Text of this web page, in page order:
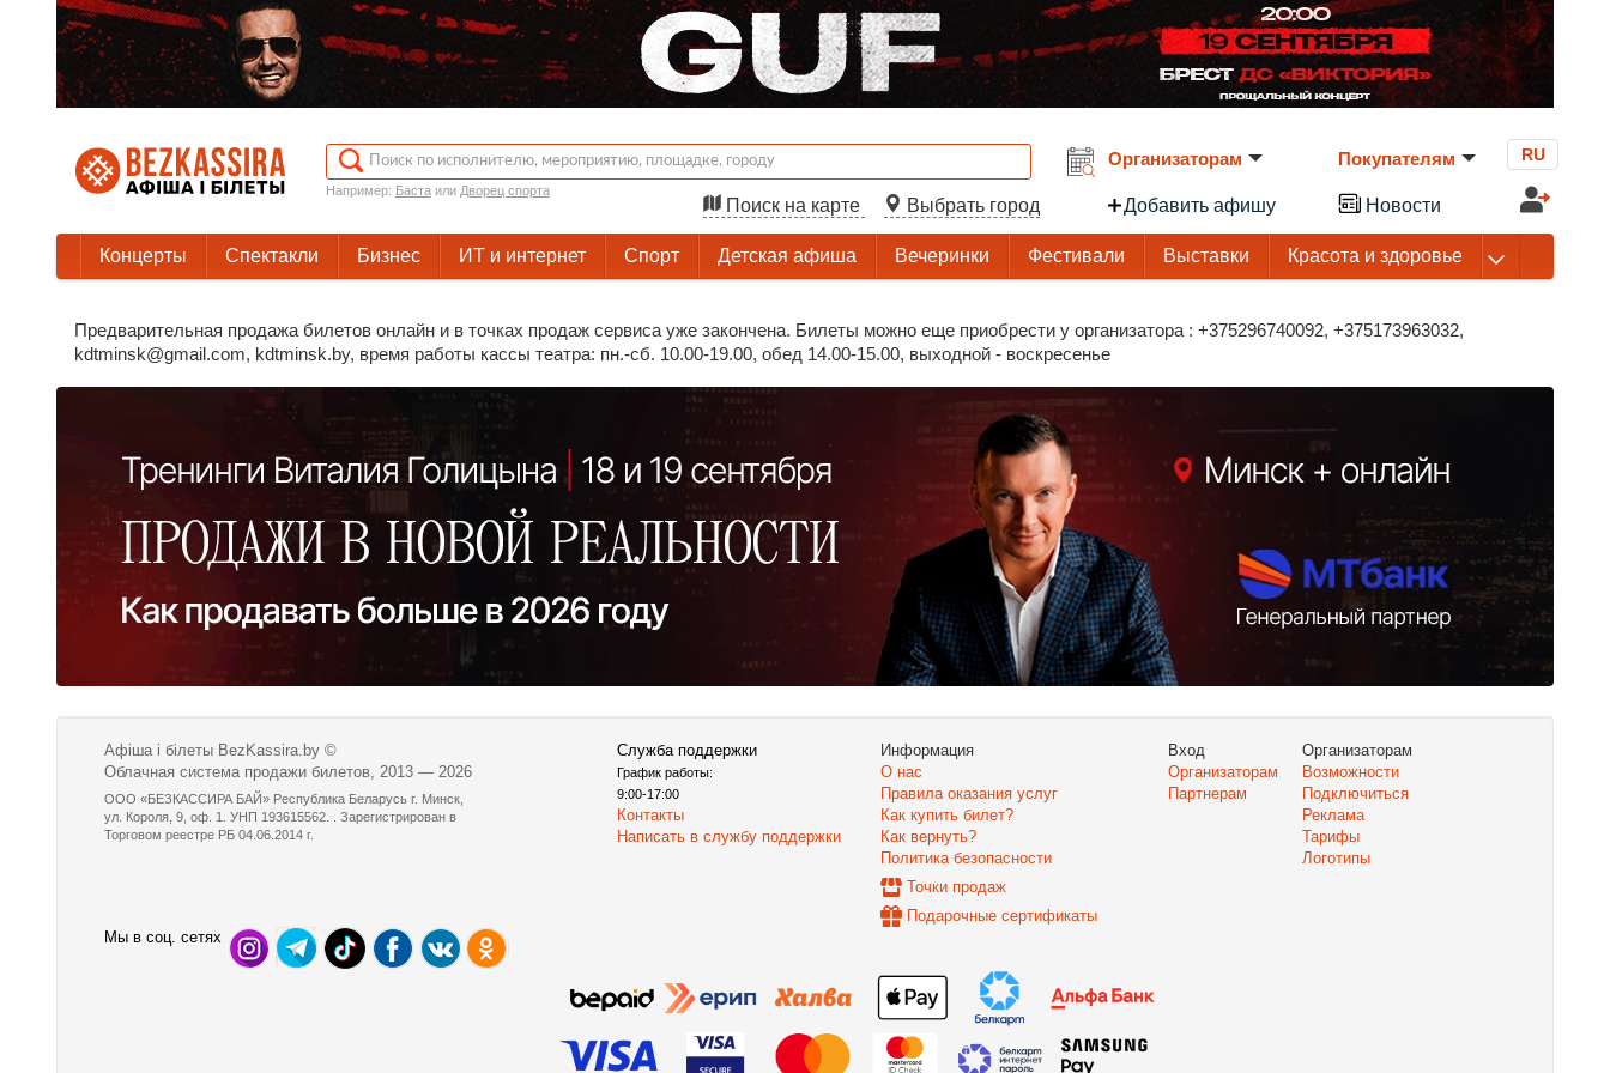
Например: Бастаили Дворец спорта
Поиск на карте Выбрать город
Организаторам
Добавить афишу
Покупателям
Новости
RU
Концерты Спектакли Бизнес ИТ и интернет Спорт Детская афиша Вечеринки Фестивали Выставки Красота и здоровье
Предварительная продажа билетов онлайн и в точках продаж сервиса уже закончена. Билеты можно еще приобрести у организатора : +375296740092, +375173963032,
kdtminsk@gmail.com, kdtminsk.by, время работы кассы театра: пн.-сб. 10.00-19.00, обед 14.00-15.00, выходной - воскресенье
Афіша і білеты BezKassira.by ©
Облачная система продажи билетов, 2013 — 2026
ООО «БЕЗКАССИРА БАЙ» Республика Беларусь г. Минск,
ул. Короля, 9, оф. 1. УНП 193615562. . Зарегистрирован в
Торговом реестре РБ 04.06.2014 г.
Служба поддержки
График работы:
9:00-17:00
Контакты
Написать в службу поддержки
Информация
О нас
Правила оказания услуг
Как купить билет?
Как вернуть?
Политика безопасности
Точки продаж
Подарочные сертификаты
Вход
Организаторам
Партнерам
Организаторам
Возможности
Подключиться
Реклама
Тарифы
Логотипы
Мы в соц. сетях